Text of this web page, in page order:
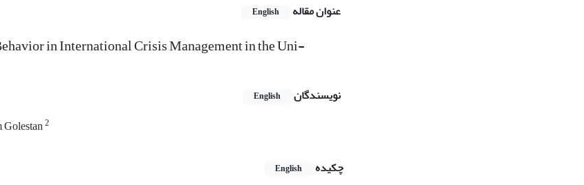
عنوان مقاله English
in International Crisis Management in the Uni-
نویسندگان English
2
چکیده
English